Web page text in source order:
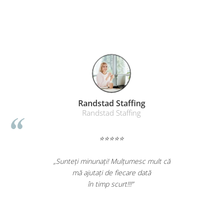
Accesorii prezentare
Table magnetice (whiteboard-uri)
Gadgeturi mobile
Randstad Staffing
Randstad Staffing
⭐⭐⭐⭐⭐
„Sunteți minunați! Mulțumesc mult că
mă ajutați de fiecare dată
în timp scurt!!!”